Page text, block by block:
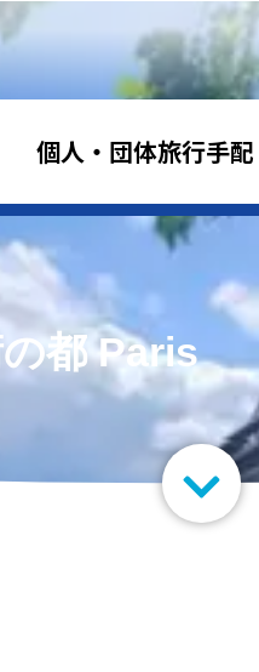
個人・団体旅行手配
都 Paris